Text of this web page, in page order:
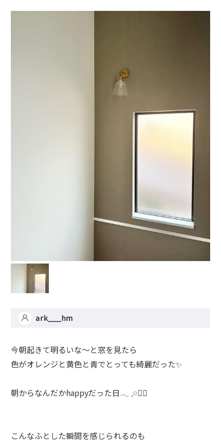
ark___hm
今朝起きて明るいな〜と窓を見たら
色がオレンジと黄色と青でとっても綺麗だった✨
朝からなんだかhappyだった日𓂃 𓈒𓏸❁⃘
こんなふとした瞬間を感じられるのも